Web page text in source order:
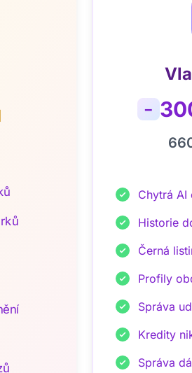
−
Chytrá
Historie
Černá
Profily
Správa
Kredity
Správa